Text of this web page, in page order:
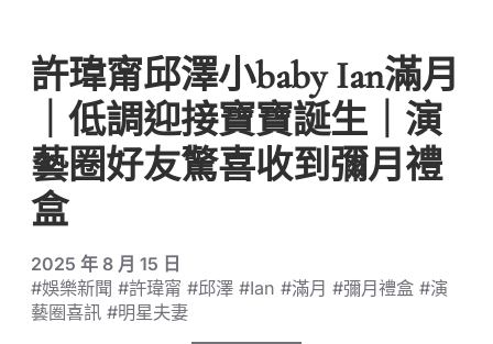
許瑋甯邱澤小baby Ian滿月
｜低調迎接寶寶誕生｜演
藝圈好友驚喜收到彌月禮
盒
2025 年 8 月 15 日
#娛樂新聞 #許瑋甯 #邱澤 #Ian #滿月 #彌月禮盒 #演
藝圈喜訊 #明星夫妻